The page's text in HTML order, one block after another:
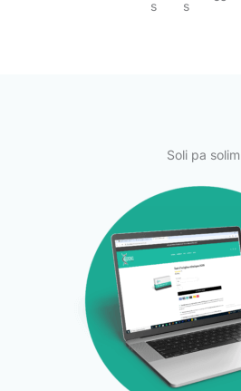
Soli pa solim